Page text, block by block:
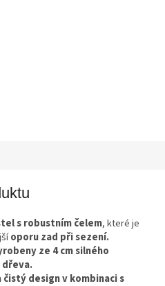
s robustním čelem, které je
oporu zad při sezení.
ze 4 cm silného
dřeva.
design v kombinaci s